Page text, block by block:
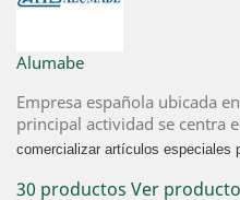
Alumabe
Empresa española ubicada
principal actividad se centra
comercializar artículos especiales
30 productos Ver